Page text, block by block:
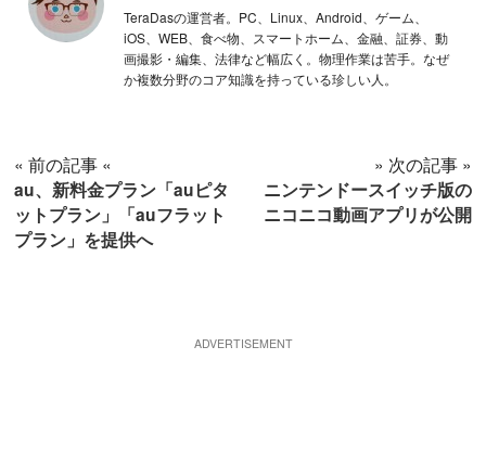
TeraDasの運営者。PC、Linux、Android、ゲーム、
iOS、WEB、食べ物、スマートホーム、金融、証券、動
画撮影・編集、法律など幅広く。物理作業は苦手。なぜ
か複数分野のコア知識を持っている珍しい人。
« 前の記事 «
au、新料金プラン「auピタ
ットプラン」「auフラット
プラン」を提供へ
» 次の記事 »
ニンテンドースイッチ版の
ニコニコ動画アプリが公開